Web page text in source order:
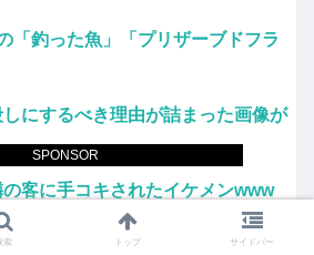
SPONSOR
「釣った魚」「プリザーブドフラ
にするべき理由が詰まった画像が
の客に手コキされたイケメンwww
てる鈍感日本人、ガチで増える。
索 トップ サイドバー